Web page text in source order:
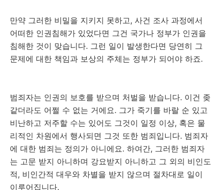
만약 그러한 비밀을 지키지 못하고, 사건 조사 과정에서
어떠한 인권침해가 있었다면 그건 국가나 정부가 인권을
침해한 것이 맞습니다. 그런 일이 발생한다면 당연히 그
문제에 대한 책임과 보상의 주체는 정부가 되어야 하죠.
범죄자는 인권의 보호를 받으며 처벌을 받습니다. 이건 좆
같더라도 어쩔 수 없는 거에요. 그가 죽기를 바랄 순 있고
비난하고 저주할 수는 있어도 그것이 일정 이상, 혹은 물
리적인 차원에서 행사되면 그것 또한 범죄입니다. 범죄자
에 대한 범죄는 정의가 아니에요. 하여간, 그러한 범죄자
는 고문 받지 아니하며 강요받지 아니하고 그 외의 비인도
적, 비인간적 대우와 차별을 받지 않으며 절차대로 일이
이루어집니다.